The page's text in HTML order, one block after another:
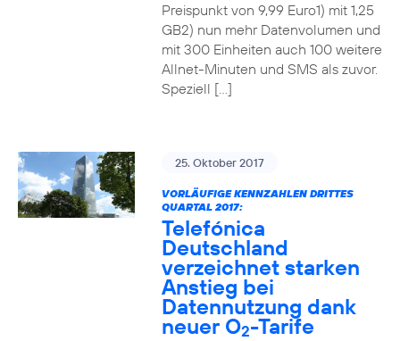
Preispunkt von 9,99 Euro1) mit 1,25
GB2) nun mehr Datenvolumen und
mit 300 Einheiten auch 100 weitere
Allnet-Minuten und SMS als zuvor.
Speziell […]
25. Oktober 2017
VORLÄUFIGE KENNZAHLEN DRITTES
QUARTAL 2017:
Telefónica
Deutschland
verzeichnet starken
Anstieg bei
Datennutzung dank
neuer O2-Tarife